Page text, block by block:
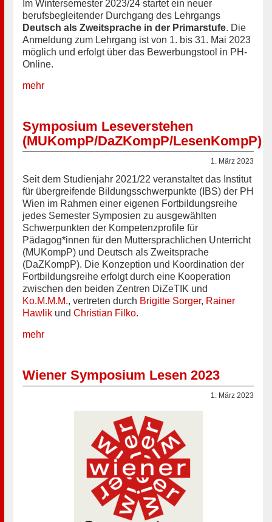
Im Wintersemester 2023/24 startet ein neuer
berufsbegleitender Durchgang des Lehrgangs
Deutsch als Zweitsprache in der Primarstufe. Die
Anmeldung zum Lehrgang ist von 1. bis 31. Mai 2023
möglich und erfolgt über das Bewerbungstool in PH-
Online.
mehr
Symposium Leseverstehen
(MUKompP/DaZKompP/LesenKompP)
1. März 2023
Seit dem Studienjahr 2021/22 veranstaltet das Institut
für übergreifende Bildungsschwerpunkte (IBS) der PH
Wien im Rahmen einer eigenen Fortbildungsreihe
jedes Semester Symposien zu ausgewählten
Schwerpunkten der Kompetenzprofile für
Pädagog*innen für den Muttersprachlichen Unterricht
(MUKompP) und Deutsch als Zweitsprache
(DaZKompP). Die Konzeption und Koordination der
Fortbildungsreihe erfolgt durch eine Kooperation
zwischen den beiden Zentren DiZeTIK und
Ko.M.M.M., vertreten durch Brigitte Sorger, Rainer
Hawlik und Christian Filko.
mehr
Wiener Symposium Lesen 2023
1. März 2023